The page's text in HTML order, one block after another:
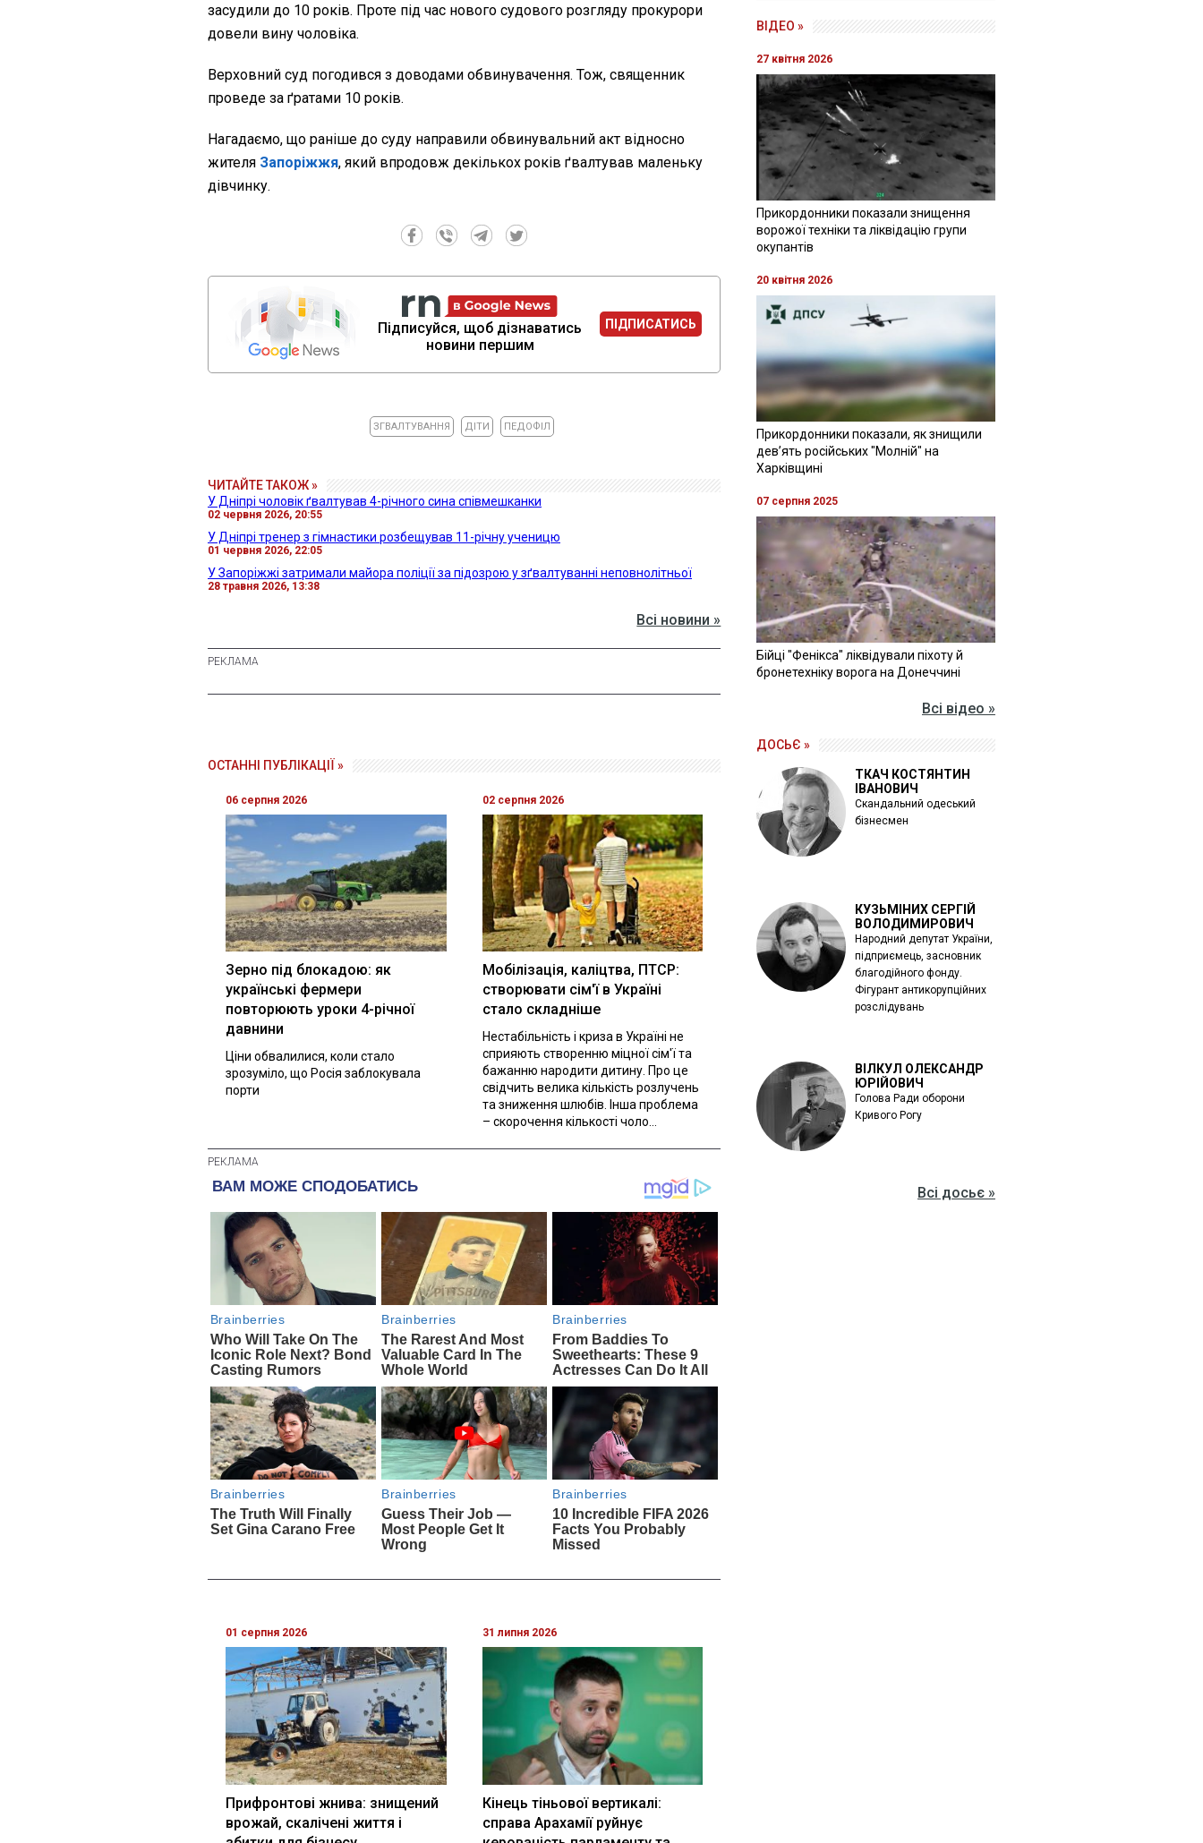
засудили до 10 років. Проте під час нового судового розгляду прокурори
довели вину чоловіка.
Верховний суд погодився з доводами обвинувачення. Тож, священник
проведе за ґратами 10 років.
Нагадаємо, що раніше до суду направили обвинувальний акт відносно
жителя Запоріжжя, який впродовж декількох років ґвалтував маленьку
дівчинку.
Підписуйся, щоб дізнаватись
новини першим
ПІДПИСАТИСЬ
ЗГВАЛТУВАННЯ ДІТИ ПЕДОФІЛ
ЧИТАЙТЕ ТАКОЖ »
У Дніпрі чоловік ґвалтував 4-річного сина співмешканки
02 червня 2026, 20:55
У Дніпрі тренер з гімнастики розбещував 11-річну ученицю
01 червня 2026, 22:05
У Запоріжжі затримали майора поліції за підозрою у зґвалтуванні неповнолітньої
28 травня 2026, 13:38
Всі новини »
ОСТАННІ ПУБЛІКАЦІЇ »
06 серпня 2026
Зерно під блокадою: як
українські фермери
повторюють уроки 4-річної
давнини
Ціни обвалилися, коли стало
зрозуміло, що Росія заблокувала
порти
02 серпня 2026
Мобілізація, каліцтва, ПТСР:
створювати сім'ї в Україні
стало складніше
Нестабільність і криза в Україні не
сприяють створенню міцної сім'ї та
бажанню народити дитину. Про це
свідчить велика кількість розлучень
та зниження шлюбів. Інша проблема
– скорочення кількості чоло...
01 серпня 2026
Прифронтові жнива: знищений
врожай, скалічені життя і
31 липня 2026
Кінець тіньової вертикалі:
справа Арахамії руйнує
ВІДЕО »
27 квітня 2026
Прикордонники показали знищення
ворожої техніки та ліквідацію групи
окупантів
20 квітня 2026
Прикордонники показали, як знищили
девʼять російських "Молній" на
Харківщині
07 серпня 2025
Бійці "Фенікса" ліквідували піхоту й
бронетехніку ворога на Донеччині
Всі відео »
ДОСЬЄ »
ТКАЧ КОСТЯНТИН
ІВАНОВИЧ
Скандальний одеський
бізнесмен
КУЗЬМІНИХ СЕРГІЙ
ВОЛОДИМИРОВИЧ
Народний депутат України,
підприємець, засновник
благодійного фонду.
Фігурант антикорупційних
розслідувань
ВІЛКУЛ ОЛЕКСАНДР
ЮРІЙОВИЧ
Голова Ради оборони
Кривого Рогу
Всі досьє »